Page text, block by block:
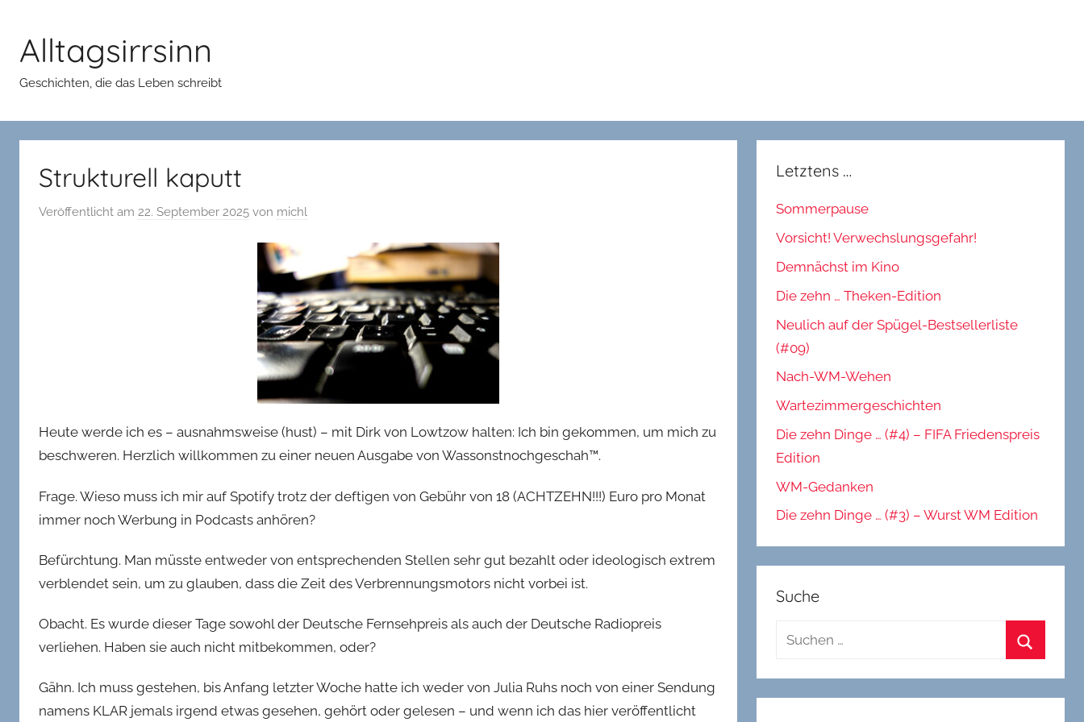
springen
Alltagsirrsinn
Geschichten, die das Leben schreibt
Strukturell kaputt
Veröffentlicht am 22. September 2025 von michl
Heute werde ich es – ausnahmsweise (hust) – mit Dirk von Lowtzow halten: Ich bin gekommen, um mich zu
beschweren. Herzlich willkommen zu einer neuen Ausgabe von Wassonstnochgeschah™.
Frage. Wieso muss ich mir auf Spotify trotz der deftigen von Gebühr von 18 (ACHTZEHN!!!) Euro pro Monat
immer noch Werbung in Podcasts anhören?
Befürchtung. Man müsste entweder von entsprechenden Stellen sehr gut bezahlt oder ideologisch extrem
verblendet sein, um zu glauben, dass die Zeit des Verbrennungsmotors nicht vorbei ist.
Obacht. Es wurde dieser Tage sowohl der Deutsche Fernsehpreis als auch der Deutsche Radiopreis
verliehen. Haben sie auch nicht mitbekommen, oder?
Gähn. Ich muss gestehen, bis Anfang letzter Woche hatte ich weder von Julia Ruhs noch von einer Sendung
namens KLAR jemals irgend etwas gesehen, gehört oder gelesen – und wenn ich das hier veröffentlicht
Letztens …
Sommerpause
Vorsicht! Verwechslungsgefahr!
Demnächst im Kino
Die zehn … Theken-Edition
Neulich auf der Spügel-Bestsellerliste
(#09)
Nach-WM-Wehen
Wartezimmergeschichten
Die zehn Dinge … (#4) – FIFA Friedenspreis
Edition
WM-Gedanken
Die zehn Dinge … (#3) – Wurst WM Edition
Suche
Suchen